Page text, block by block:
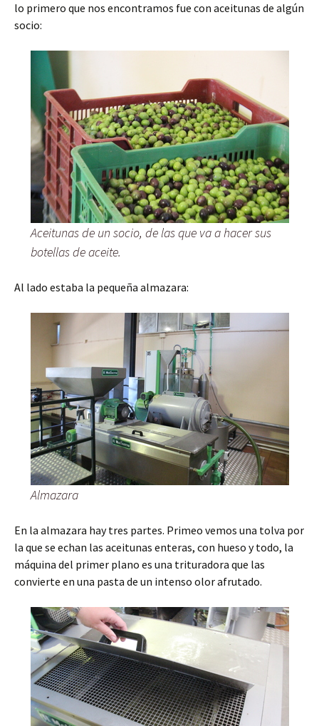
lo primero que nos encontramos fue con aceitunas de algún
socio:
Aceitunas de un socio, de las que va a hacer sus
botellas de aceite.
Al lado estaba la pequeña almazara:
Almazara
En la almazara hay tres partes. Primeo vemos una tolva por
la que se echan las aceitunas enteras, con hueso y todo, la
máquina del primer plano es una trituradora que las
convierte en una pasta de un intenso olor afrutado.